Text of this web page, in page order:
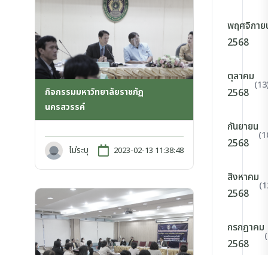
กิจกรรมมหาวิทยาลัยราชภัฏ
นครสวรรค์
ไม่ระบุ 2023-02-13 11:38:48
พฤศจิกาย
2568
ตุลาคม
2568
กันยายน
2568
สิงหาคม
2568
กรกฎาคม
2568